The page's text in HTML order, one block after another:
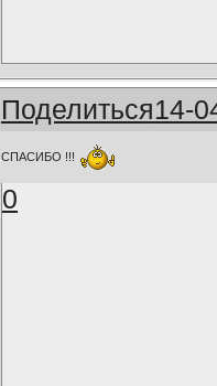
Поделиться14-
СПАСИБО !!!
0